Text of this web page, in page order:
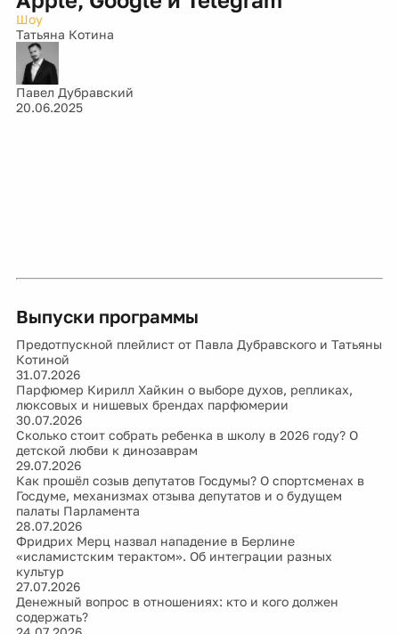
Шоу
Татьяна Котина
Павел Дубравский
20.06.2025
Выпуски программы
Предотпускной плейлист от Павла Дубравского и Татьяны
Котиной
31.07.2026
Парфюмер Кирилл Хайкин о выборе духов, репликах,
люксовых и нишевых брендах парфюмерии
30.07.2026
Сколько стоит собрать ребенка в школу в 2026 году? О
детской любви к динозаврам
29.07.2026
Как прошёл созыв депутатов Госдумы? О спортсменах в
Госдуме, механизмах отзыва депутатов и о будущем
палаты Парламента
28.07.2026
Фридрих Мерц назвал нападение в Берлине
«исламистским терактом». Об интеграции разных
культур
27.07.2026
Денежный вопрос в отношениях: кто и кого должен
содержать?